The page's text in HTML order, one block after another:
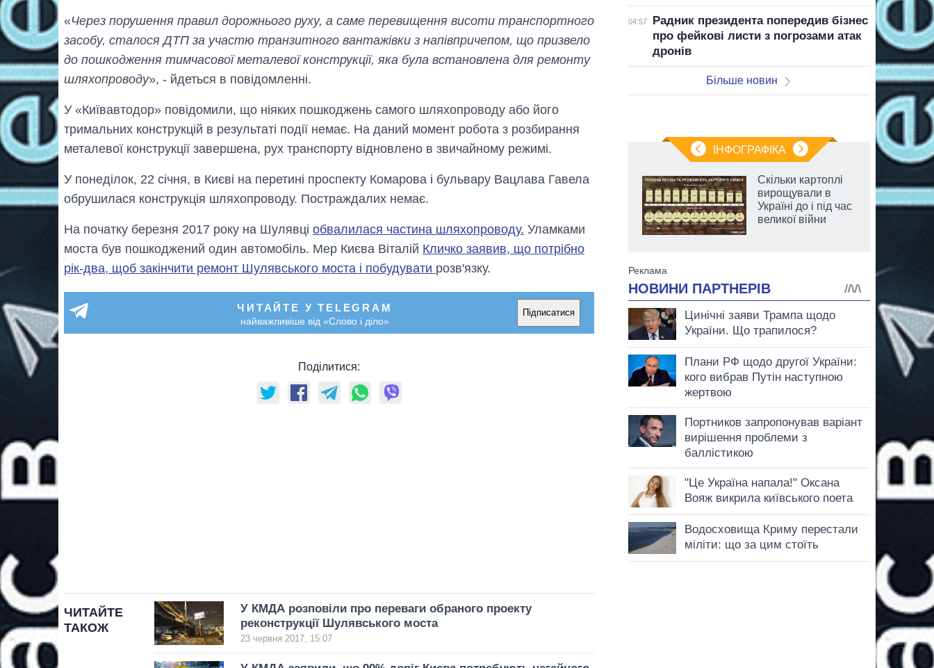
«Через порушення правил дорожнього руху, а саме перевищення висоти транспортного
засобу, сталося ДТП за участю транзитного вантажівки з напівпричепом, що призвело
до пошкодження тимчасової металевої конструкції, яка була встановлена ​​для ремонту
шляхопроводу», - йдеться в повідомленні.
У «Київавтодор» повідомили, що ніяких пошкоджень самого шляхопроводу або його
тримальних конструкцій в результаті події немає. На даний момент робота з розбирання
металевої конструкції завершена, рух транспорту відновлено в звичайному режимі.
У понеділок, 22 січня, в Києві на перетині проспекту Комарова і бульвару Вацлава Гавела
обрушилася конструкція шляхопроводу. Постраждалих немає.
На початку березня 2017 року на Шулявці обвалилася частина шляхопроводу. Уламками
моста був пошкоджений один автомобіль. Мер Києва Віталій Кличко заявив, що потрібно
рік-два, щоб закінчити ремонт Шулявського моста і побудувати розв'язку.
ЧИТАЙТЕ У TELEGRAM
найважливіше від «Слово і діло»
Підписатися
Поділитися:
ЧИТАЙТЕ
ТАКОЖ
У КМДА розповіли про переваги обраного проекту
реконструкції Шулявського моста
23 червня 2017, 15:07
04:57
Радник президента попередив бізнес
про фейкові листи з погрозами атак
дронів
Більше новин
ІНФОГРАФІКА
Вісім масованих
головною ціллю
рф
Скільки картоплі
вирощували в
Україні до і під час
великої війни